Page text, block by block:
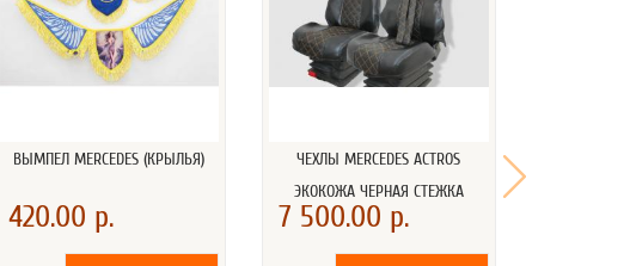
ВЫМПЕЛ MERCEDES (КРЫЛЬЯ)
420.00 р.
ЧЕХЛЫ MERCEDES ACTROS
ЭКОКОЖА ЧЕРНАЯ СТЕЖКА
7 500.00 р.